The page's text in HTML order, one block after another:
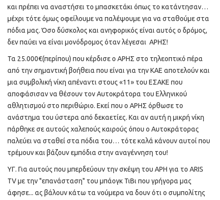
και πρέπει να αναστήσει το μπασκετάκι όπως το κατάντησαν…
μέχρι τότε όμως οφείλουμε να παλέψουμε για να σταθούμε στα
πόδια μας. Όσο δύσκολος και ανηφορικός είναι αυτός ο δρόμος,
δεν παύει να είναι μονόδρομος όταν λέγεσαι ΑΡΗΣ!
Τα 25.000€(περίπου) που κέρδισε ο ΑΡΗΣ στο τηλεοπτικό πέρα
από την σημαντική βοήθεια που είναι για την ΚΑΕ αποτελούν και
μια συμβολική νίκη απέναντι στους «11» του ΕΣΑΚΕ που
αποφάσισαν να θέσουν τον Αυτοκράτορα του Ελληνικού
αθλητισμού στο περιθώριο. Εκεί που ο ΑΡΗΣ όρθωσε το
ανάστημα του ύστερα από δεκαετίες. Και αν αυτή η μικρή νίκη
πάρθηκε σε αυτούς χαλεπούς καιρούς όπου ο Αυτοκράτορας
παλεύει να σταθεί στα πόδια του… τότε καλά κάνουν αυτοί που
τρέμουν και βάζουν εμπόδια στην αναγέννηση του!
ΥΓ. Για αυτούς που μπερδεύουν την σκέψη του ΑΡΗ για το ARIS
TV με την "επανάσταση" του μπάογκ ΤιΒι που γρήγορα μας
άφησε... ας βάλουν κάτω τα νούμερα να δουν ότι ο συμπολίτης